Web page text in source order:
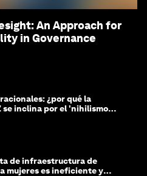
An Approach for
in Governance
¿por qué la
se inclina por el 'nihilismo
de infraestructura de
mujeres es ineficiente y